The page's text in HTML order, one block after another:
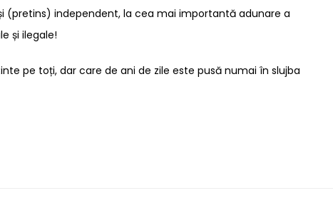
(pretins) independent, la cea mai importantă adunare a
și ilegale!
pe toți, dar care de ani de zile este pusă numai în slujba